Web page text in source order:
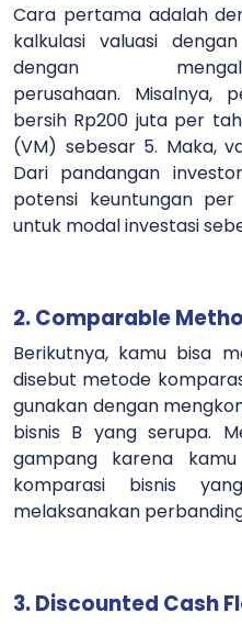
Cara pertama adalah
kalkulasi valuasi
dengan
perusahaan. Misalnya,
bersih Rp200 juta per
(VM) sebesar 5. Maka,
Dari pandangan
potensi keuntungan
untuk modal investasi
2. Comparable
Berikutnya, kamu bisa
disebut metode
gunakan dengan
bisnis B yang serupa.
gampang karena
komparasi bisnis
melaksanakan
3. Discounted Cash